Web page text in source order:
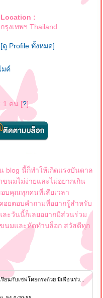
Location :
กรุงเทพฯ Thailand
[ดู Profile ทั้งหมด]
มค์
1 คน [?]
blog นี้ก็ทำให้เกิดแรงบันดาล
นมไม่ง่ายและไม่อยากเกิน
อบคุณทุกคนที่เสียเวลา
ยตอบคำถามที่อยากรู้สำหรับ
ละวันนี้ก็เลยอยากมีส่วนร่วม
นมและหัดทำบล็อก สวัสดีทุก